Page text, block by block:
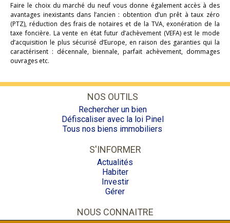
Faire le choix du marché du neuf vous donne également accès à des
avantages inexistants dans l’ancien : obtention d’un prêt à taux zéro
(PTZ), réduction des frais de notaires et de la TVA, exonération de la
taxe foncière. La vente en état futur d’achèvement (VEFA) est le mode
d’acquisition le plus sécurisé d’Europe, en raison des garanties qui la
caractérisent : décennale, biennale, parfait achèvement, dommages
ouvrages etc.
NOS OUTILS
Rechercher un bien
Défiscaliser avec la loi Pinel
Tous nos biens immobiliers
S'INFORMER
Actualités
Habiter
Investir
Gérer
NOUS CONNAITRE